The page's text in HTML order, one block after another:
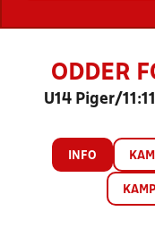
ODDER
U14 Piger/
INFO